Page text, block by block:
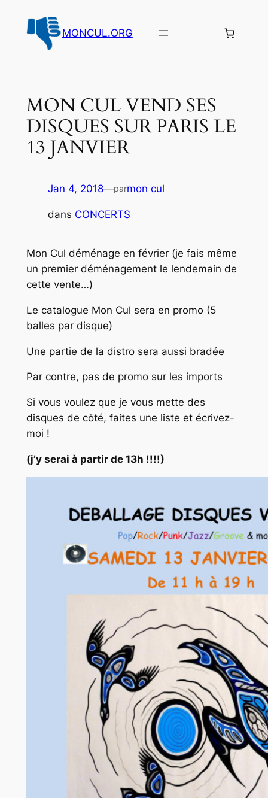
contenu
MONCUL.ORG
MON CUL VEND SES
DISQUES SUR PARIS LE
13 JANVIER
Jan 4, 2018—parmon cul
dans CONCERTS
Mon Cul déménage en février (je fais même
un premier déménagement le lendemain de
cette vente…)
Le catalogue Mon Cul sera en promo (5
balles par disque)
Une partie de la distro sera aussi bradée
Par contre, pas de promo sur les imports
Si vous voulez que je vous mette des
disques de côté, faites une liste et écrivez-
moi !
(j’y serai à partir de 13h !!!!)